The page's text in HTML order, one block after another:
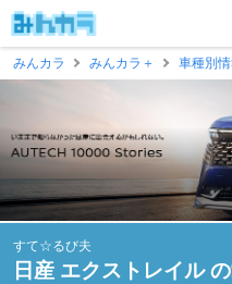
みんカラ
みんカラ＋ 車種別
すて☆るび夫
日産 エクストレイル